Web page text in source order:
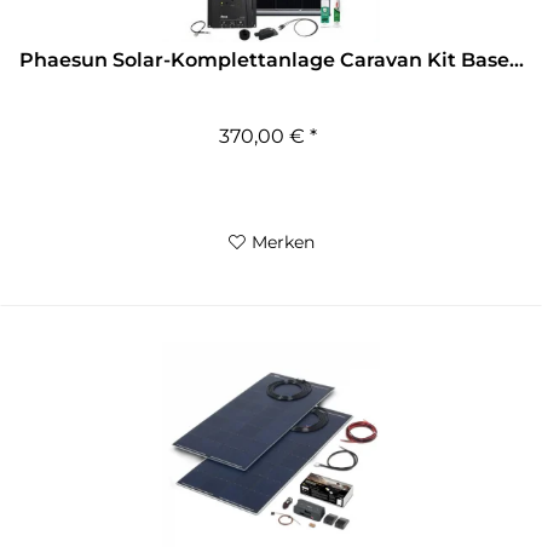
Phaesun Solar-Komplettanlage Caravan Kit Base...
370,00 € *
Merken